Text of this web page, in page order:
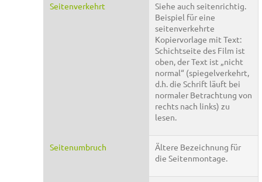
Seitenverkehrt
Siehe auch seitenrichtig.
Beispiel für eine
seitenverkehrte
Kopiervorlage mit Text:
Schichtseite des Film ist
oben, der Text ist „nicht
normal“ (spiegelverkehrt,
d.h. die Schrift läuft bei
normaler Betrachtung von
rechts nach links) zu
lesen.
Seitenumbruch
Ältere Bezeichnung für
die Seitenmontage.